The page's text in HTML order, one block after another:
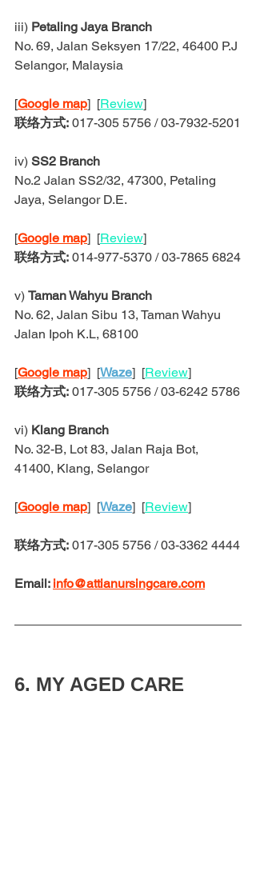
iii) Petaling Jaya Branch
No. 69, Jalan Seksyen 17/22, 46400 P.J
Selangor, Malaysia
[Google map]  [Review]
联络方式: 017-305 5756 / 03-7932-5201
iv) SS2 Branch
No.2 Jalan SS2/32, 47300, Petaling
Jaya, Selangor D.E.
[Google map]  [Review]
联络方式: 014-977-5370 / 03-7865 6824
v) Taman Wahyu Branch
No. 62, Jalan Sibu 13, Taman Wahyu
Jalan Ipoh K.L, 68100
[Google map]  [Waze]  [Review]
联络方式: 017-305 5756 / 03-6242 5786
vi) Klang Branch
No. 32-B, Lot 83, Jalan Raja Bot,
41400, Klang, Selangor
[Google map]  [Waze]  [Review]
联络方式: 017-305 5756 / 03-3362 4444
Email: info@attianursingcare.com
6. MY AGED CARE